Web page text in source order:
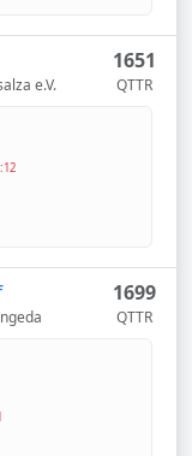
e.V.
1651
QTTR
1699
QTTR